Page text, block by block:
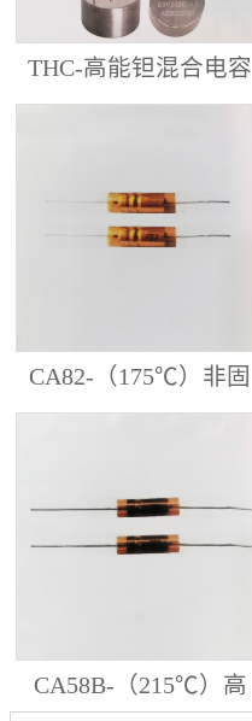
THC-高能钽混合电容
CA82-（175℃）非固
CA58B-（215℃）高